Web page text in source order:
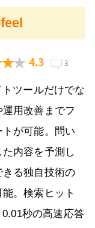
トツールだけでな
運用改善までフ
トが可能。問い
内容を予測し
きる独自技術の
。検索ヒット
秒の高速応答